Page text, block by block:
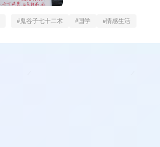
#鬼谷子七十二术 #国学 #情感生活